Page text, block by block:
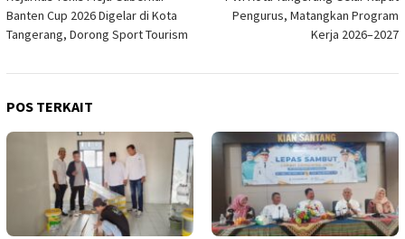
Banten Cup 2026 Digelar di Kota
Tangerang, Dorong Sport Tourism
Pengurus, Matangkan Program
Kerja 2026–2027
POS TERKAIT